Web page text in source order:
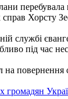
перебувала
справ Хорсту
службі
під час
повернення
громадян